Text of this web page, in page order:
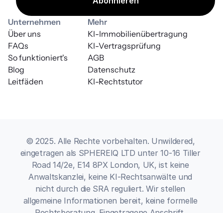
Unternehmen
Über uns
FAQs
So funktioniert's
Blog
Leitfäden
Mehr
AGB
KI-Vertragsprüfung
KI-Rechtstutor
Datenschutz
KI-Immobilienübertragung
© 2025. Alle Rechte vorbehalten. Unwildered,
eingetragen als SPHEREIQ LTD unter 10-16 Tiller
Road 14/2e, E14 8PX London, UK, ist keine
Anwaltskanzlei, keine KI-Rechtsanwälte und
nicht durch die SRA reguliert. Wir stellen
allgemeine Informationen bereit, keine formelle